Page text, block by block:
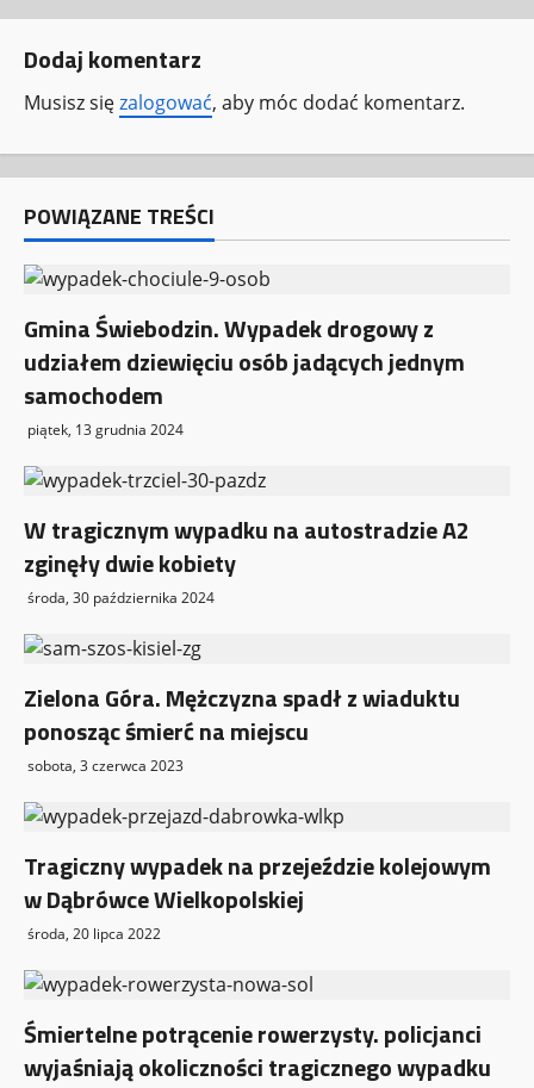
c
z
p
i
s
y
Dodaj komentarz
Musisz sięzalogować, aby móc dodać komentarz.
POWIĄZANE TREŚCI
Gmina Świebodzin. Wypadek drogowy z
udziałem dziewięciu osób jadących jednym
samochodem
piątek, 13 grudnia 2024
W tragicznym wypadku na autostradzie A2
zginęły dwie kobiety
środa, 30 października 2024
Zielona Góra. Mężczyzna spadł z wiaduktu
ponosząc śmierć na miejscu
sobota, 3 czerwca 2023
Tragiczny wypadek na przejeździe kolejowym
w Dąbrówce Wielkopolskiej
środa, 20 lipca 2022
Śmiertelne potrącenie rowerzysty. policjanci
wyjaśniają okoliczności tragicznego wypadku